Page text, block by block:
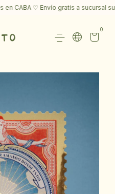
CABA ♡ Envío gratis a sucursal
0